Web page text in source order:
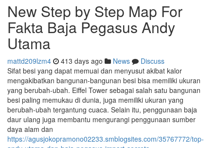
New Step by Step Map For
Fakta Baja Pegasus Andy
Utama
mattd209lzm4 413 days ago News
Discuss
Sifat besi yang dapat memuai dan menyusut akibat kalor
mengakibatkan bangunan-bangunan besi bisa memiliki ukuran
yang berubah-ubah. Eiffel Tower sebagai salah satu bangunan
besi paling memukau di dunia, juga memiliki ukuran yang
berubah-ubah tergantung cuaca. Selain itu, penggunaan baja
daur ulang juga membantu mengurangi penggunaan sumber
daya alam dan
https://agusjokopramono02233.smblogsites.com/35767772/top-